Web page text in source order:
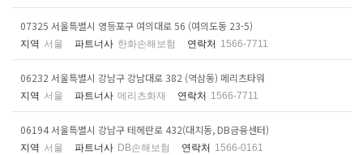
07325 서울특별시 영등포구 여의대로 56 (여의도동 23-5)
지역 서울 파트너사 한화손해보험 연락처 1566-7711
06232 서울특별시 강남구 강남대로 382 (역삼동) 메리츠타워
지역 서울 파트너사 메리츠화재 연락처 1566-7711
06194 서울특별시 강남구 테헤란로 432(대치동, DB금융센터)
지역 서울 파트너사 DB손해보험 연락처 1566-0161